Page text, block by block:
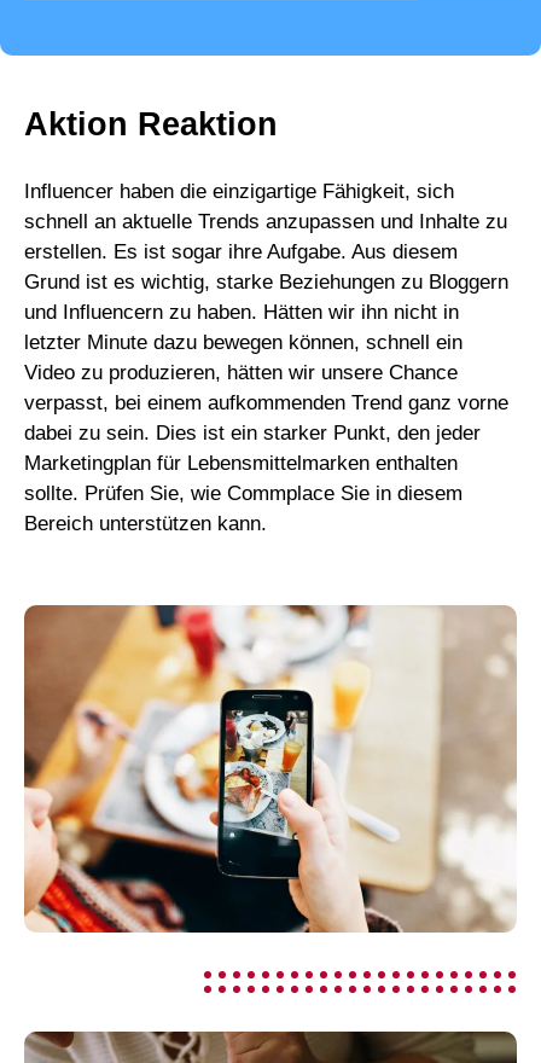
Aktion Reaktion
Influencer haben die einzigartige Fähigkeit, sich
schnell an aktuelle Trends anzupassen und Inhalte zu
erstellen. Es ist sogar ihre Aufgabe. Aus diesem
Grund ist es wichtig, starke Beziehungen zu Bloggern
und Influencern zu haben. Hätten wir ihn nicht in
letzter Minute dazu bewegen können, schnell ein
Video zu produzieren, hätten wir unsere Chance
verpasst, bei einem aufkommenden Trend ganz vorne
dabei zu sein. Dies ist ein starker Punkt, den jeder
Marketingplan für Lebensmittelmarken enthalten
sollte. Prüfen Sie, wie Commplace Sie in diesem
Bereich unterstützen kann.